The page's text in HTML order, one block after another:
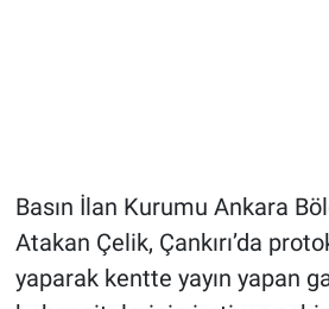
Basın İlan Kurumu Ankara
Atakan Çelik, Çankırı’da
yaparak kentte yayın yapan